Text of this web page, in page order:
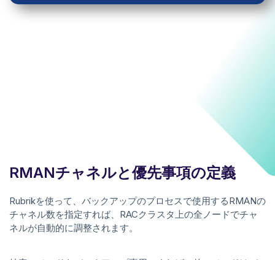
RMANチャネルと優先事項の定義
Rubrikを使って、バックアップのプロセスで使用するRMANの
チャネル数を指定すれば、RACクラスタ上の全ノードでチャ
ネルが自動的に調整されます。